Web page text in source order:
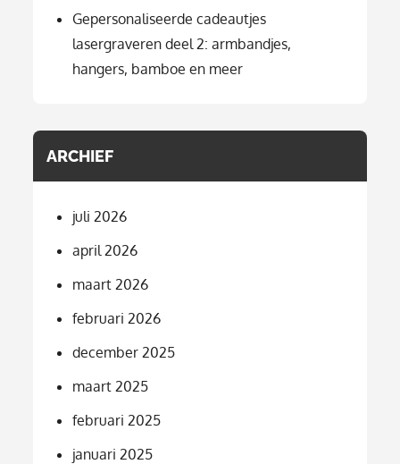
Gepersonaliseerde cadeautjes
lasergraveren deel 2: armbandjes,
hangers, bamboe en meer
ARCHIEF
juli 2026
april 2026
maart 2026
februari 2026
december 2025
maart 2025
februari 2025
januari 2025